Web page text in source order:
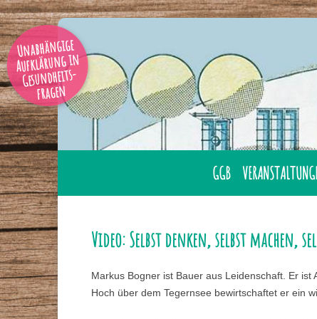
Unabhängige
Aufklärung in
Gesundheits-
fragen
GGB
LAHNSTEIN
TAGUNGEN
Video: Selbst denken, selbst machen,
Markus Bogner ist Bauer aus Leidenschaft. Er ist
Hoch über dem Tegernsee bewirtschaftet er ein